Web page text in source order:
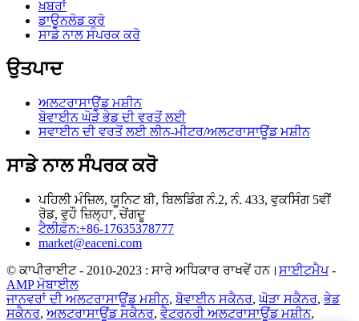
ਖ਼ਬਰਾਂ
ਡਾਊਨਲੋਡ ਕਰੋ
ਸਾਡੇ ਨਾਲ ਸੰਪਰਕ ਕਰੋ
ਉਤਪਾਦ
ਅਲਟਰਾਸਾਊਂਡ ਮਸ਼ੀਨ
ਬੋਵਾਈਨ ਘੋੜੇ ਭੇਡ ਦੀ ਵਰਤੋਂ ਲਈ
ਸਵਾਈਨ ਦੀ ਵਰਤੋਂ ਲਈ ਲੀਨ-ਮੀਟਰ/ਅਲਟਰਾਸਾਊਂਡ ਮਸ਼ੀਨ
ਸਾਡੇ ਨਾਲ ਸੰਪਰਕ ਕਰੋ
ਪਹਿਲੀ ਮੰਜ਼ਿਲ, ਯੂਨਿਟ ਬੀ, ਬਿਲਡਿੰਗ ਨੰ.2, ਨੰ. 433, ਵੁਕਸਿੰਗ 5ਵੀਂ
ਰੋਡ, ਵੁਹੌ ਜ਼ਿਲ੍ਹਾ, ਚੇਂਗਦੂ
ਟੈਲੀਫ਼ੋਨ:+86-17635378777
market@eaceni.com
© ਕਾਪੀਰਾਈਟ - 2010-2023 : ਸਾਰੇ ਅਧਿਕਾਰ ਰਾਖਵੇਂ ਹਨ। ਸਾਈਟਮੈਪ-
AMP ਮੋਬਾਈਲ
ਜਾਨਵਰਾਂ ਦੀ ਅਲਟਰਾਸਾਊਂਡ ਮਸ਼ੀਨ,ਬੋਵਾਈਨ ਸਕੈਨਰ, ਘੋੜਾ ਸਕੈਨਰ,ਭੇਡ
ਸਕੈਨਰ, ਅਲਟਰਾਸਾਊਂਡ ਸਕੈਨਰ, ਵੈਟਰਨਰੀ ਅਲਟਰਾਸਾਊਂਡ ਮਸ਼ੀਨ,